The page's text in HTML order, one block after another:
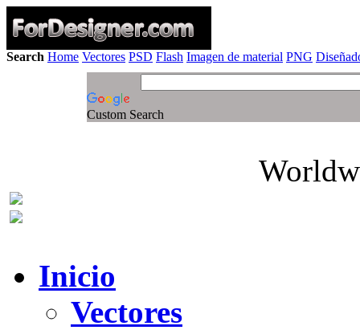
Search Home Vectores PSD Flash Imagen de material PNG
Custom Search
Inicio
Vectores